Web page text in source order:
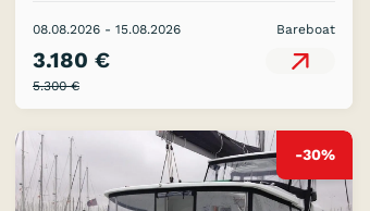
08.08.2026 - 15.08.2026 Bareboat
5.300 €
3.180 €
-30%